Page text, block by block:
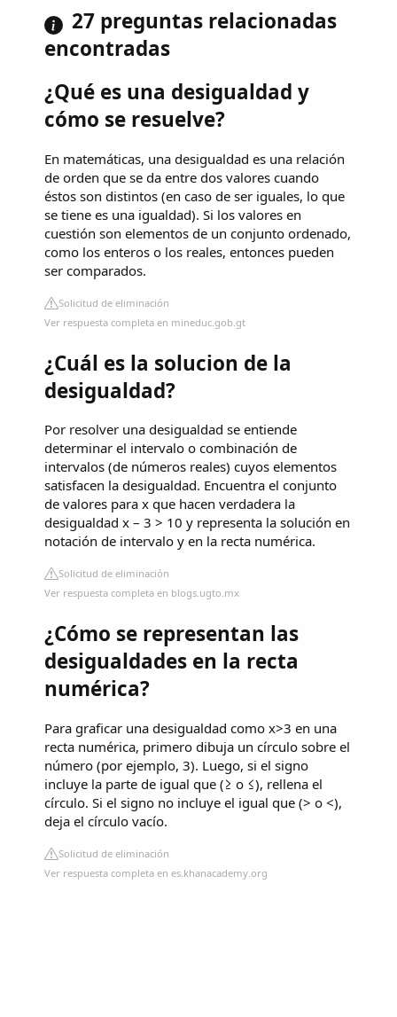
27 preguntas relacionadas
encontradas
¿Qué es una desigualdad y
cómo se resuelve?
En matemáticas, una desigualdad es una relación
de orden que se da entre dos valores cuando
éstos son distintos (en caso de ser iguales, lo que
se tiene es una igualdad). Si los valores en
cuestión son elementos de un conjunto ordenado,
como los enteros o los reales, entonces pueden
ser comparados.
Solicitud de eliminación
Ver respuesta completa en mineduc.gob.gt
¿Cuál es la solucion de la
desigualdad?
Por resolver una desigualdad se entiende
determinar el intervalo o combinación de
intervalos (de números reales) cuyos elementos
satisfacen la desigualdad. Encuentra el conjunto
de valores para x que hacen verdadera la
desigualdad x – 3 > 10 y representa la solución en
notación de intervalo y en la recta numérica.
Solicitud de eliminación
Ver respuesta completa en blogs.ugto.mx
¿Cómo se representan las
desigualdades en la recta
numérica?
Para graficar una desigualdad como x>3 en una
recta numérica, primero dibuja un círculo sobre el
número (por ejemplo, 3). Luego, si el signo
incluye la parte de igual que (≥ o ≤), rellena el
círculo. Si el signo no incluye el igual que (> o <),
deja el círculo vacío.
Solicitud de eliminación
Ver respuesta completa en es.khanacademy.org